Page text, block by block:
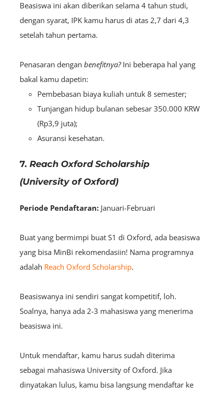
Beasiswa ini akan diberikan selama 4 tahun studi,
dengan syarat, IPK kamu harus di atas 2,7 dari 4,3
setelah tahun pertama.
Penasaran dengan benefitnya? Ini beberapa hal yang
bakal kamu dapetin:
Pembebasan biaya kuliah untuk 8 semester;
Tunjangan hidup bulanan sebesar 350.000 KRW
(Rp3,9 juta);
Asuransi kesehatan.
7. Reach Oxford Scholarship
(University of Oxford)
Periode Pendaftaran: Januari-Februari
Buat yang bermimpi buat S1 di Oxford, ada beasiswa
yang bisa MinBi rekomendasiin! Nama programnya
adalah Reach Oxford Scholarship.
Beasiswanya ini sendiri sangat kompetitif, loh.
Soalnya, hanya ada 2-3 mahasiswa yang menerima
beasiswa ini.
Untuk mendaftar, kamu harus sudah diterima
sebagai mahasiswa University of Oxford. Jika
dinyatakan lulus, kamu bisa langsung mendaftar ke